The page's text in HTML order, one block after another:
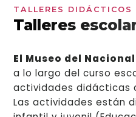
TALLERES DIDÁCTICOS
Talleres
El Museo del
a lo largo del curso
actividades didácticas
Las actividades están